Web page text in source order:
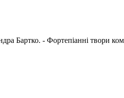
Бартко. - Фортепіанні твори